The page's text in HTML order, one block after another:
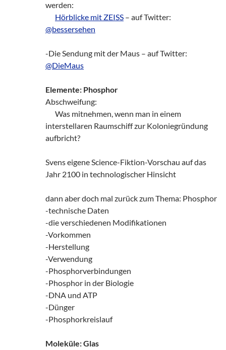
werden:
Hörblicke mit ZEISS – auf Twitter:
@bessersehen
-Die Sendung mit der Maus – auf Twitter:
@DieMaus
Elemente: Phosphor
Abschweifung:
Was mitnehmen, wenn man in einem
interstellaren Raumschiff zur Koloniegründung
aufbricht?
Svens eigene Science-Fiktion-Vorschau auf das
Jahr 2100 in technologischer Hinsicht
dann aber doch mal zurück zum Thema: Phosphor
-technische Daten
-die verschiedenen Modifikationen
-Vorkommen
-Herstellung
-Verwendung
-Phosphorverbindungen
-Phosphor in der Biologie
-DNA und ATP
-Dünger
-Phosphorkreislauf
Moleküle: Glas